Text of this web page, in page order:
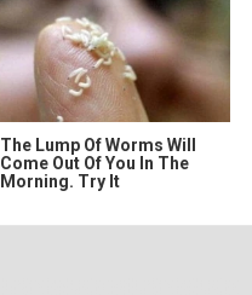
The Lump Of Worms Will
Come Out Of You In The
Morning. Try It